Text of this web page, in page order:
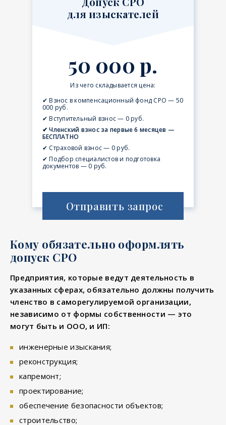
для изыскателей
50 000 р.
Из чего складывается цена:
✔ Взнос в компенсационный фонд СРО — 50
000 руб.
✔ Вступительный взнос — 0 руб.
✔ Членский взнос за первые 6 месяцев —
БЕСПЛАТНО
✔ Страховой взнос — 0 руб.
✔ Подбор специалистов и подготовка
документов — 0 руб.
Отправить запрос
Кому обязательно оформлять
допуск СРО
Предприятия, которые ведут деятельность в
указанных сферах, обязательно должны получить
членство в саморегулируемой организации,
независимо от формы собственности — это
могут быть и ООО, и ИП:
инженерные изыскания;
реконструкция;
капремонт;
проектирование;
обеспечение безопасности объектов;
строительство;